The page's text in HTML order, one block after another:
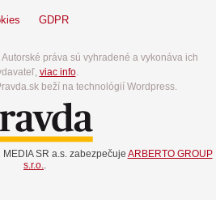
GDPR
práva sú vyhradené a vykonáva ich
viac info.
beží na technológií Wordpress.
SR a.s. zabezpečuje ARBERTO GROUP
s.r.o.